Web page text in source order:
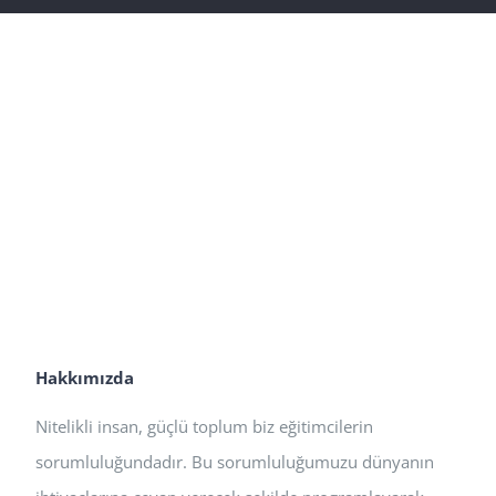
Hakkımızda
Nitelikli insan, güçlü toplum biz eğitimcilerin
sorumluluğundadır. Bu sorumluluğumuzu dünyanın